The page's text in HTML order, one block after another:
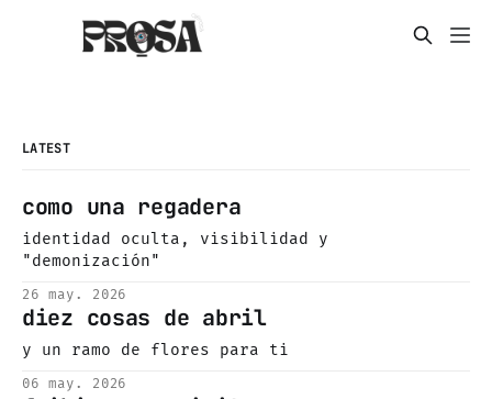
LATEST
como una regadera
identidad oculta, visibilidad y
"demonización"
26 may. 2026
diez cosas de abril
y un ramo de flores para ti
06 may. 2026